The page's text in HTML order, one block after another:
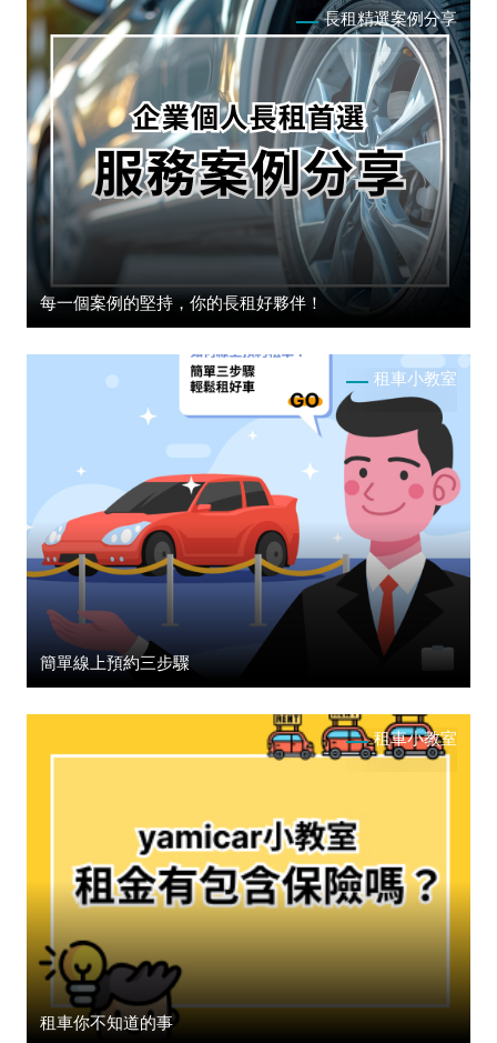
長租精選案例分享
每一個案例的堅持，你的長租好夥伴！
租車小教室
簡單線上預約三步驟
租車小教室
租車你不知道的事